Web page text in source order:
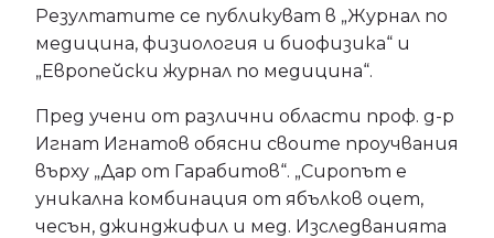
Резултатите се публикуват в „Журнал по
медицина, физиология и биофизика“ и
„Европейски журнал по медицина“.
Пред учени от различни области проф. д-р
Игнат Игнатов обясни своите проучвания
върху „Дар от Гарабитов“. „Сиропът е
уникална комбинация от ябълков оцет,
чесън, джинджифил и мед. Изследванията